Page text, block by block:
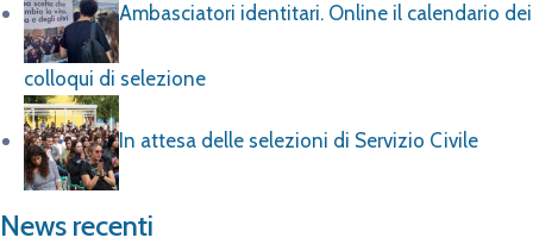
Ambasciatori identitari. Online il calendario dei
colloqui di selezione
In attesa delle selezioni di Servizio Civile
News recenti